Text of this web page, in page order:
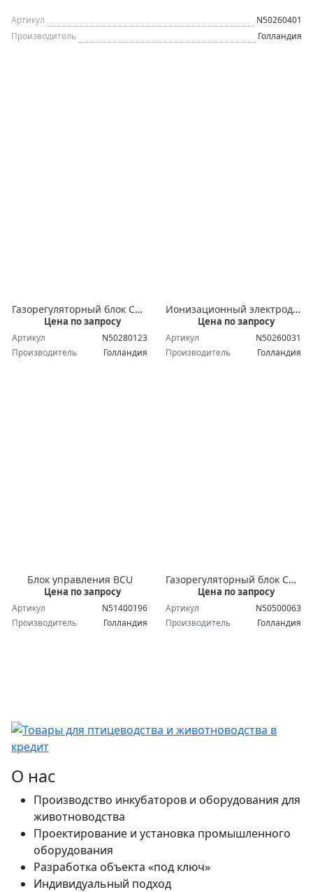
Артикул
N50260401
Производитель
Голландия
Газорегуляторный блок CG220
Цена по запросу
Артикул
N50280123
Производитель
Голландия
Ионизационный электрод GP40/GP70
Цена по запросу
Артикул
N50260031
Производитель
Голландия
Блок управления BCU
Цена по запросу
Артикул
N51400196
Производитель
Голландия
Газорегуляторный блок CG10
Цена по запросу
Артикул
N50500063
Производитель
Голландия
О нас
Производство инкубаторов и оборудования для
животноводства
Проектирование и установка промышленного
оборудования
Разработка объекта «под ключ»
Индивидуальный подход